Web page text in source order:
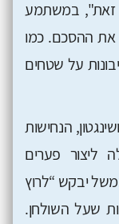
זאת", במשתמע
ההסכם. כמו
על שטחים
הנחישות
ליצור פערים
יבקש “לרוץ
שעל השולחן.